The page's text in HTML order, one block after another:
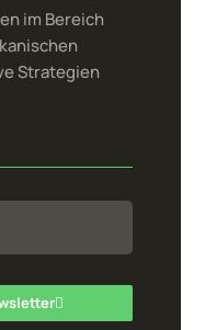
im Bereich
Strategien